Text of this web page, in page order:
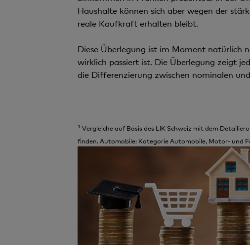
Haushalte können sich aber wegen der
reale Kaufkraft erhalten bleibt.
Diese Überlegung ist im Moment natürlich
wirklich passiert ist. Die Überlegung zeigt
die Differenzierung zwischen nominalen
1Vergleiche auf Basis des LIK Schweiz mit dem
finden. Automobile: Kategorie Automobile, Motor- und